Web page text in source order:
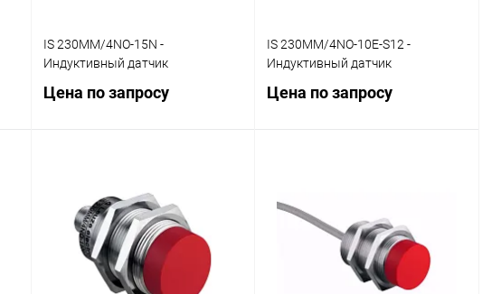
IS 230MM/4NO-15N -
Индуктивный датчик
Цена по запросу
Купить в 1 клик Сравнение
В избранное
Наличие
уточняйте
IS 230MM/4NO-10E-S12 -
Индуктивный датчик
Цена по запросу
Купить в 1 клик
В избранное
Наличие
уточняйте